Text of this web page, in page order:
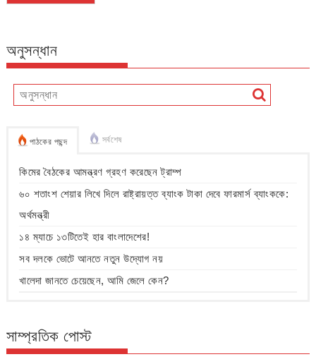
অনুসন্ধান
পাঠকের পছন্দ সর্বশেষ
কিমের বৈঠকের আমন্ত্রণ গ্রহণ করেছেন ট্রাম্প
৬০ শতাংশ শেয়ার লিখে দিলে রাষ্ট্রায়ত্ত ব্যাংক টাকা দেবে ফারমার্স ব্যাংককে:
অর্থমন্ত্রী
১৪ ম্যাচে ১৩টিতেই হার বাংলাদেশের!
সব দলকে ভোটে আনতে নতুন উদ্যোগ নয়
খালেদা জানতে চেয়েছেন, আমি জেলে কেন?
সাম্প্রতিক পোস্ট